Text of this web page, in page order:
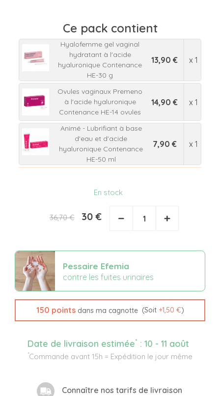
Ce pack contient
Hyalofemme gel vaginal
hydratant à l'acide
hyaluronique Contenance
HE-30 g
13,90 € x 1
Ovules vaginaux Premeno
à l'acide hyaluronique
Contenance HE-14 ovules
14,90 € x 1
Animé - Lubrifiant à base
d'eau et d'acide
hyaluronique Contenance
HE-50 ml
7,90 € x 1
En stock
36,70 € 30 € − +
Pessaire Efemia
contre les fuites urinaires
150 pointsdans ma cagnotte (Soit +1,50 €)
Date de livraison estimée* : 10 - 11 août
*Commande avant 15h = Expédition le jour même
Connaître nos tarifs de livraison